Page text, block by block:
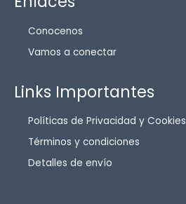
Conocenos
Vamos a conectar
Links Importantes
Políticas de Privacidad y Cookies
Términos y condiciones
Detalles de envío